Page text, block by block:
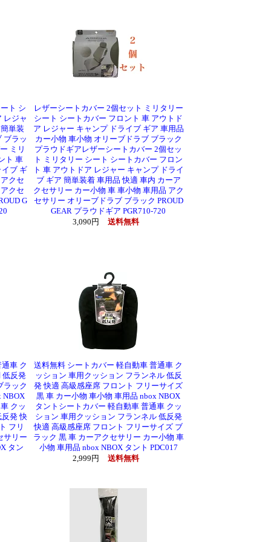
ト シ
レジャ
単装
ブラッ
ミリ
ト 車
ブ ギ
クセ
クセ
G
レザーシートカバー 2個セット ミリタリー
シート シートカバー フロント 車 アウトド
ア レジャー キャンプ ドライブ ギア 車用品
カー小物 車小物 オリーブドラブ ブラック
プラウドギアレザーシートカバー 2個セッ
ト ミリタリー シート シートカバー フロン
ト 車 アウトドア レジャー キャンプ ドライ
ブ ギア 簡単装着 車用品 快適 車内 カーア
クセサリー カー小物 車 車小物 車用品 アク
セサリー オリーブドラブ ブラック PROUD
GEAR プラウドギア PGR710-720
3,090円
送料無料
車 ク
低反発
ラック
NBOX
クッ
発 快
フリ
サリー
タン
送料無料 シートカバー 軽自動車 普通車 ク
ッション 車用クッション フランネル 低反
発 快適 高級感座席 フロント フリーサイズ
黒 車 カー小物 車小物 車用品 nbox NBOX
タントシートカバー 軽自動車 普通車 クッ
ション 車用クッション フランネル 低反発
快適 高級感座席 フロント フリーサイズ ブ
ラック 黒 車 カーアクセサリー カー小物 車
小物 車用品 nbox NBOX タント PDC017
2,999円
送料無料